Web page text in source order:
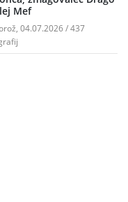
Mef
04.07.2026 / 437